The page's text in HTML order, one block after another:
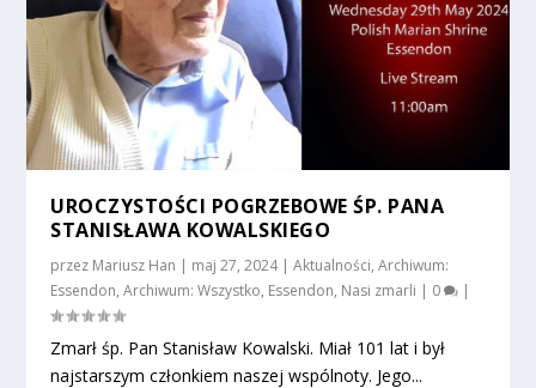
UROCZYSTOŚCI POGRZEBOWE ŚP. PANA
STANISŁAWA KOWALSKIEGO
przez Mariusz Han | maj 27, 2024|Aktualności,Archiwum:
Essendon,Archiwum: Wszystko, Essendon, Nasi zmarli | 0 |
Zmarł śp. Pan Stanisław Kowalski. Miał 101 lat i był
najstarszym członkiem naszej wspólnoty. Jego...